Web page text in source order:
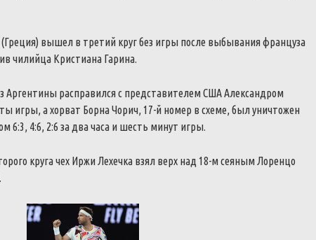
вышел в третий круг без игры после выбывания француза
чилийца Кристиана Гарина.
Аргентины расправился с представителем США Александром
игры, а хорват Борна Чорич, 17-й номер в схеме, был уничтожен
4:6, 2:6 за два часа и шесть минут игры.
круга чех Иржи Лехечка взял верх над 18-м сеяным Лоренцо